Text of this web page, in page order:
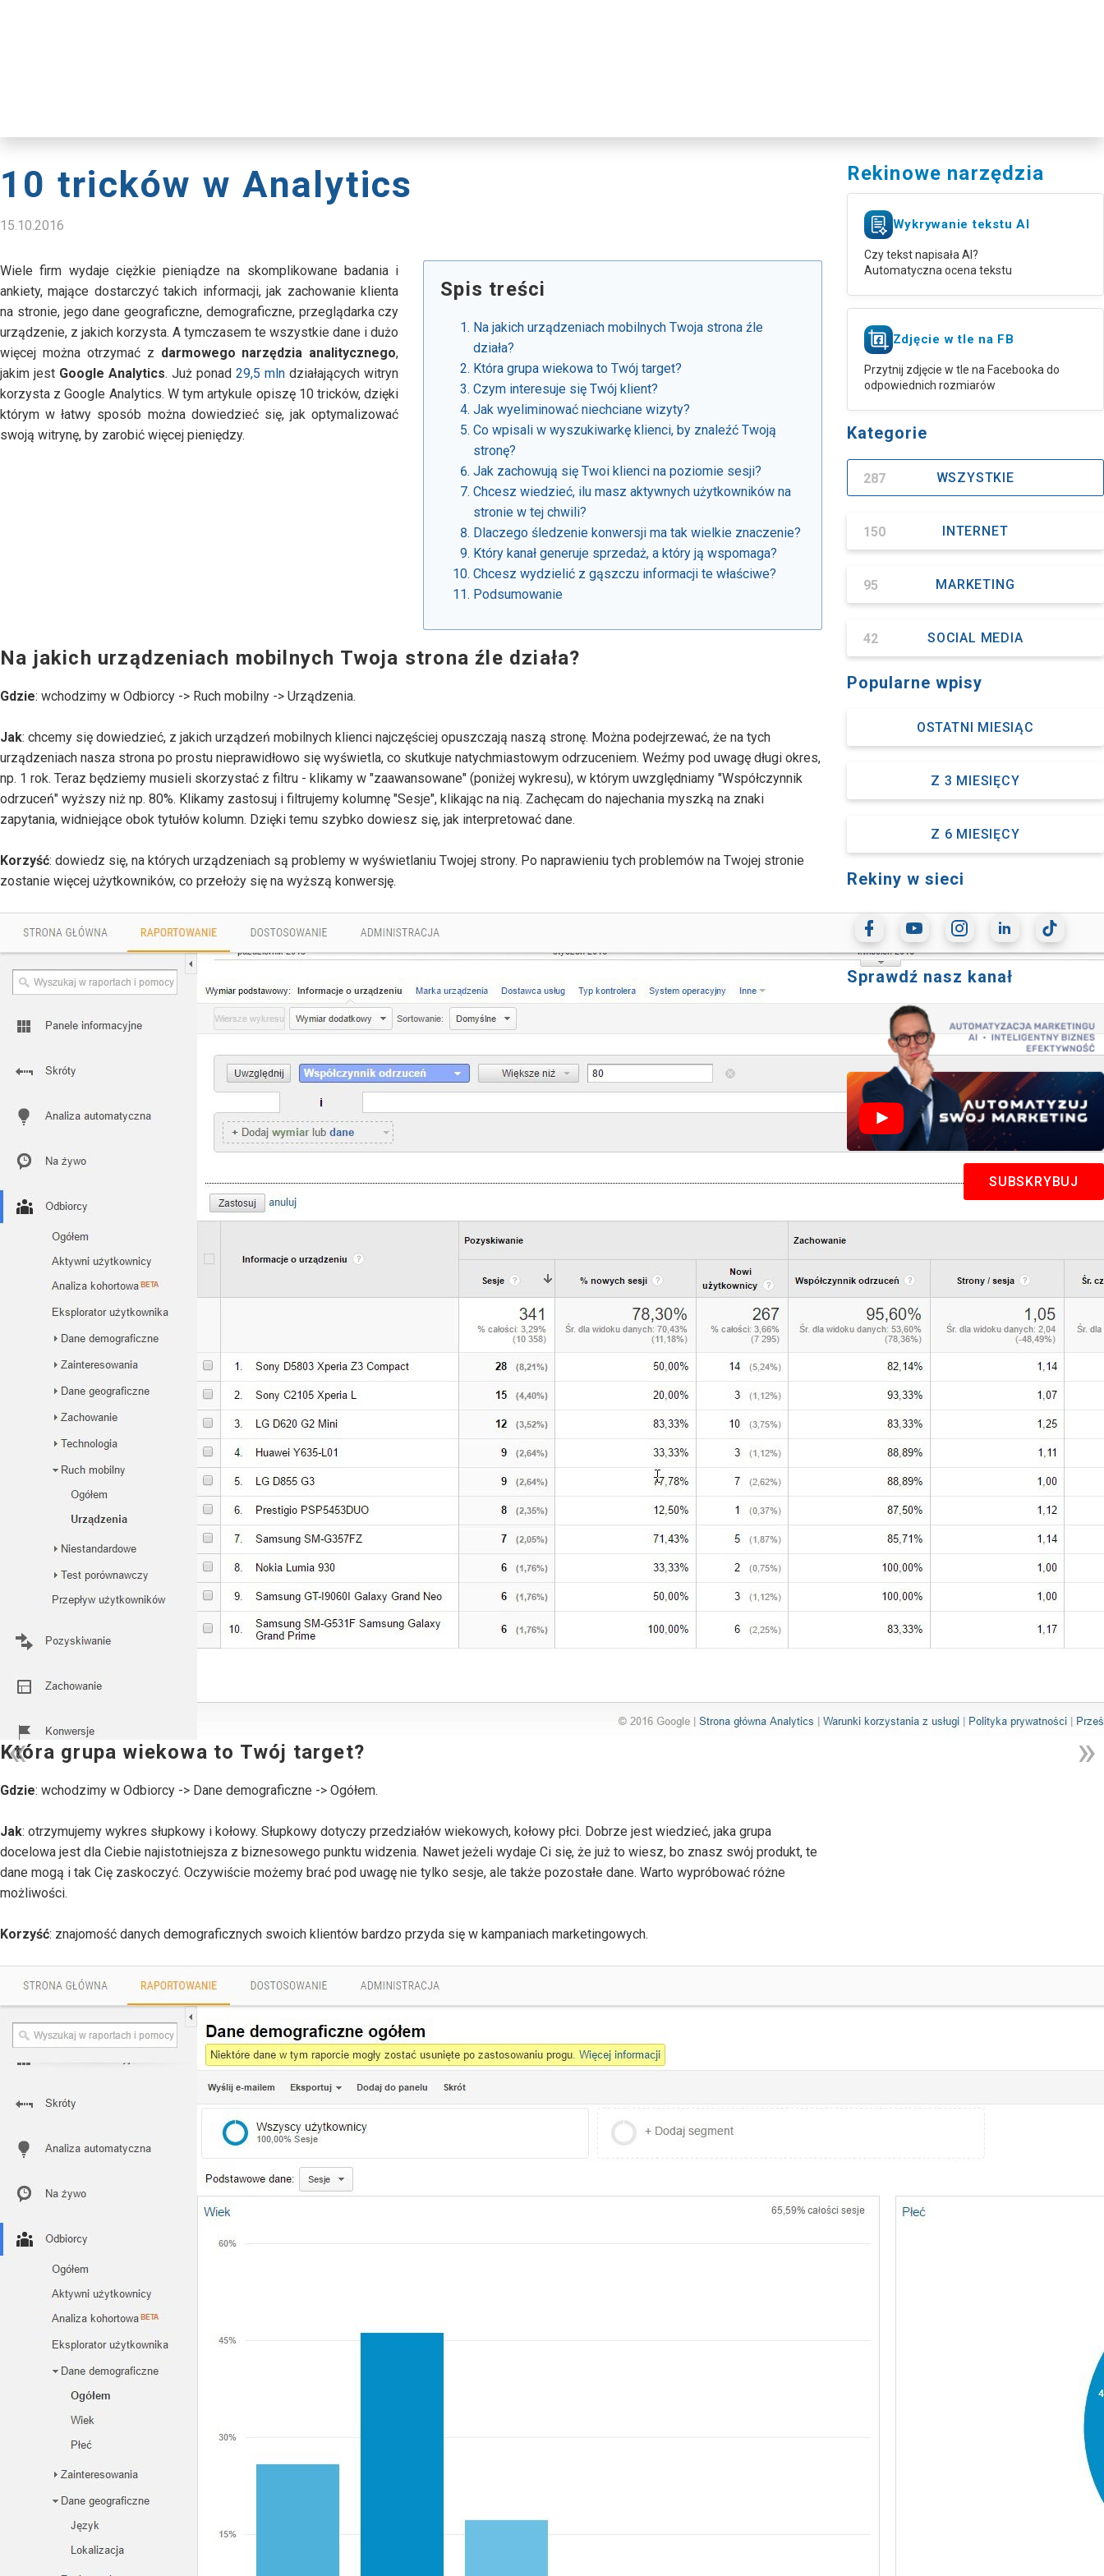
10 tricków w Analytics
15.10.2016
Wiele firm wydaje ciężkie pieniądze na skomplikowane badania i
ankiety, mające dostarczyć takich informacji, jak zachowanie klienta
na stronie, jego dane geograficzne, demograficzne, przeglądarka czy
urządzenie, z jakich korzysta. A tymczasem te wszystkie dane i dużo
więcej można otrzymać z darmowego narzędzia analitycznego,
jakim jest Google Analytics. Już ponad29,5 mln działających witryn
korzysta z Google Analytics. W tym artykule opiszę 10 tricków, dzięki
którym w łatwy sposób można dowiedzieć się, jak optymalizować
swoją witrynę, by zarobić więcej pieniędzy.
Spis treści
Na jakich urządzeniach mobilnych Twoja strona źle
działa?
Która grupa wiekowa to Twój target?
Czym interesuje się Twój klient?
Jak wyeliminować niechciane wizyty?
Co wpisali w wyszukiwarkę klienci, by znaleźć Twoją
stronę?
Jak zachowują się Twoi klienci na poziomie sesji?
Chcesz wiedzieć, ilu masz aktywnych użytkowników na
stronie w tej chwili?
Dlaczego śledzenie konwersji ma tak wielkie znaczenie?
Który kanał generuje sprzedaż, a który ją wspomaga?
Chcesz wydzielić z gąszczu informacji te właściwe?
Podsumowanie
Na jakich urządzeniach mobilnych Twoja strona źle działa?
Gdzie: wchodzimy w Odbiorcy -> Ruch mobilny -> Urządzenia.
Jak: chcemy się dowiedzieć, z jakich urządzeń mobilnych klienci najczęściej opuszczają naszą stronę. Można podejrzewać, że na tych
urządzeniach nasza strona po prostu nieprawidłowo się wyświetla, co skutkuje natychmiastowym odrzuceniem. Weźmy pod uwagę długi okres,
np. 1 rok. Teraz będziemy musieli skorzystać z filtru - klikamy w "zaawansowane" (poniżej wykresu), w którym uwzględniamy "Współczynnik
odrzuceń" wyższy niż np. 80%. Klikamy zastosuj i filtrujemy kolumnę "Sesje", klikając na nią. Zachęcam do najechania myszką na znaki
zapytania, widniejące obok tytułów kolumn. Dzięki temu szybko dowiesz się, jak interpretować dane.
Korzyść: dowiedz się, na których urządzeniach są problemy w wyświetlaniu Twojej strony. Po naprawieniu tych problemów na Twojej stronie
zostanie więcej użytkowników, co przełoży się na wyższą konwersję.
Która grupa wiekowa to Twój target?
Gdzie: wchodzimy w Odbiorcy -> Dane demograficzne -> Ogółem.
Jak: otrzymujemy wykres słupkowy i kołowy. Słupkowy dotyczy przedziałów wiekowych, kołowy płci. Dobrze jest wiedzieć, jaka grupa
docelowa jest dla Ciebie najistotniejsza z biznesowego punktu widzenia. Nawet jeżeli wydaje Ci się, że już to wiesz, bo znasz swój produkt, te
dane mogą i tak Cię zaskoczyć. Oczywiście możemy brać pod uwagę nie tylko sesje, ale także pozostałe dane. Warto wypróbować różne
możliwości.
Korzyść: znajomość danych demograficznych swoich klientów bardzo przyda się w kampaniach marketingowych.
Rekinowe narzędzia
Wykrywanie tekstu AI
Czy tekst napisała AI?
Automatyczna ocena tekstu
Zdjęcie w tle na FB
Przytnij zdjęcie w tle na Facebooka do
odpowiednich rozmiarów
Kategorie
WSZYSTKIE
287
INTERNET
150
MARKETING
95
SOCIAL MEDIA
42
Popularne wpisy
OSTATNI MIESIĄC
Z 3 MIESIĘCY
Z 6 MIESIĘCY
Rekiny w sieci
Sprawdź nasz kanał
SUBSKRYBUJ